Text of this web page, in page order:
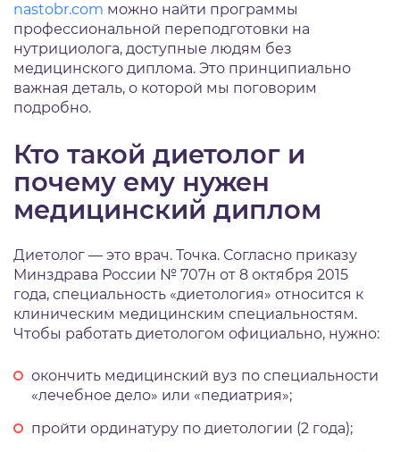
nastobr.com можно найти программы
профессиональной переподготовки на
нутрициолога, доступные людям без
медицинского диплома. Это принципиально
важная деталь, о которой мы поговорим
подробно.
Кто такой диетолог и
почему ему нужен
медицинский диплом
Диетолог — это врач. Точка. Согласно приказу
Минздрава России № 707н от 8 октября 2015
года, специальность «диетология» относится к
клиническим медицинским специальностям.
Чтобы работать диетологом официально, нужно:
окончить медицинский вуз по специальности
«лечебное дело» или «педиатрия»;
пройти ординатуру по диетологии (2 года);